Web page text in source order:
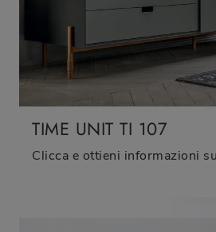
TIME UNIT TI 107